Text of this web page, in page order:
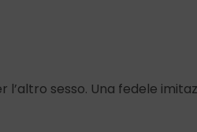
sesso. Una fedele